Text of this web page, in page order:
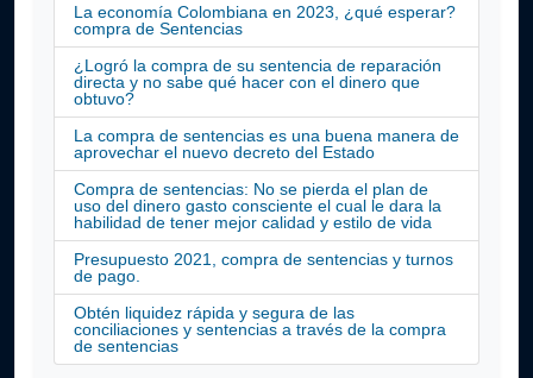
La economía Colombiana en 2023, ¿qué esperar?
compra de Sentencias
¿Logró la compra de su sentencia de reparación
directa y no sabe qué hacer con el dinero que
obtuvo?
La compra de sentencias es una buena manera de
aprovechar el nuevo decreto del Estado
Compra de sentencias: No se pierda el plan de
uso del dinero gasto consciente el cual le dara la
habilidad de tener mejor calidad y estilo de vida
Presupuesto 2021, compra de sentencias y turnos
de pago.
Obtén liquidez rápida y segura de las
conciliaciones y sentencias a través de la compra
de sentencias